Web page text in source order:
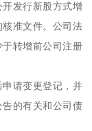
发行新股方式增
准文件。公司法
转增前公司注册
请变更登记，并
的有关和公司债